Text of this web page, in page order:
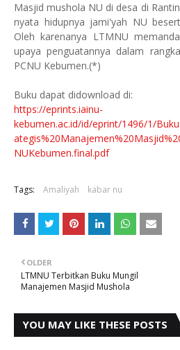
Masjid mushola NU di desa di
nyata hidupnya jami'yah NU
Oleh karenanya LTMNU
upaya penguatannya dalam
PCNU Kebumen.(*)
Buku dapat didownload di:
https://eprints.iainu-
kebumen.ac.id/id/eprint/1496/1/
NUKebumen.final.pdf
Tags: Amaliyah kabar nu
OLDER
LTMNU Terbitkan Buku Mungil
Manajemen Masjid Mushola
YOU MAY LIKE THESE POSTS